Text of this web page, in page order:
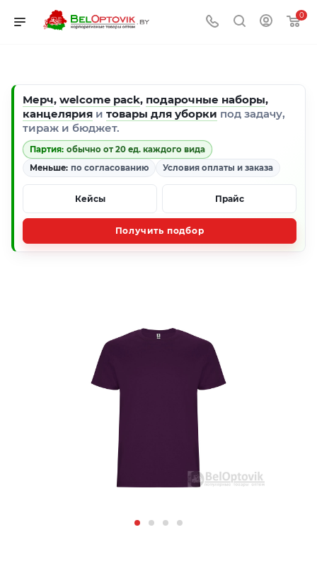
0
Мерч, welcome pack, подарочные наборы,
канцелярия и товары для уборки под задачу,
тираж и бюджет.
Партия: обычно от 20 ед. каждого вида
Меньше: по согласованию Условия оплаты и заказа
Кейсы Прайс
Получить подбор